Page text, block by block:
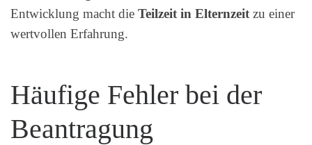
Entwicklung macht die Teilzeit in Elternzeit zu einer
wertvollen Erfahrung.
Häufige Fehler bei der
Beantragung